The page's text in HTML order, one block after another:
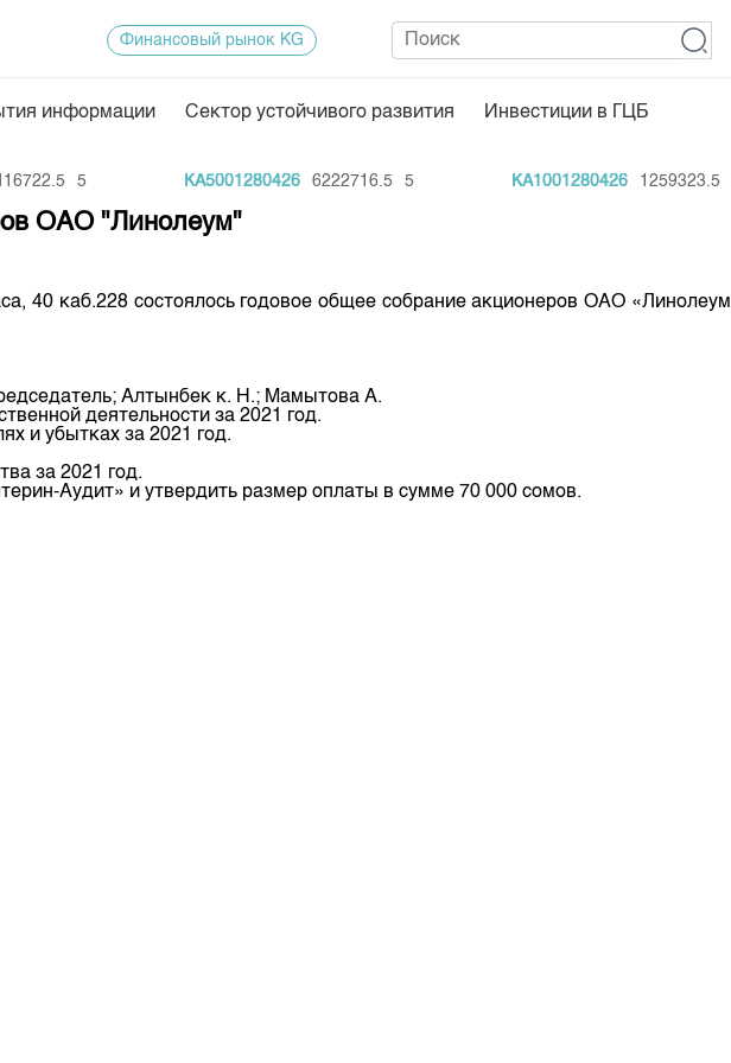
Биржевая деятельность
Центр раскрытия информации Индекс и Капитализация
Объем ГЦБ в обращении
Финансовый рынок KG
информации Сектор устойчивого развития Инвестиции в ГЦБ
5 KA5001280426 6222716.5 5 KA1001280426 1259323.5 2
ОАО "Линолеум"
40 каб.228 состоялось годовое общее собрание акционеров ОАО
Алтынбек к. Н.; Мамытова А.
деятельности за 2021 год.
и убытках за 2021 год.
за 2021 год.
Аудит» и утвердить размер оплаты в сумме 70 000 сомов.